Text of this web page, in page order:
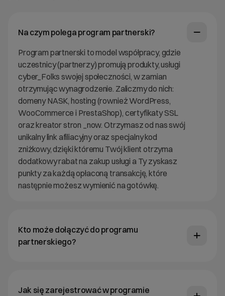
Na czym polega program partnerski?
Program partnerski to model współpracy, gdzie
uczestnicy (partnerzy) promują produkty, usługi
cyber_Folks swojej społeczności, w zamian
otrzymując wynagrodzenie. Zaliczmy do nich:
domeny NASK, hosting (rownież WordPress,
WooCommerce i PrestaShop), certyfikaty SSL
oraz kreator stron _now. Otrzymasz od nas swój
unikalny link afiliacyjny oraz specjalny kod
zniżkowy, dzięki któremu Twój klient otrzyma
dodatkowy rabat na zakup usługi a Ty zyskasz
punkty za każdą opłaconą transakcję, które
następnie możesz wymienić na gotówkę.
Kto może dołączyć do programu
partnerskiego?
Jak się zarejestrować w programie